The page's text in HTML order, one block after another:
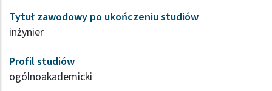
Tytuł zawodowy po ukończeniu studiów
inżynier
Profil studiów
ogólnoakademicki